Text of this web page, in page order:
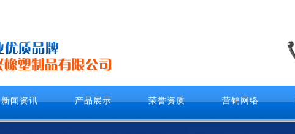
新闻资讯 产品展示 荣誉资质 营销网络